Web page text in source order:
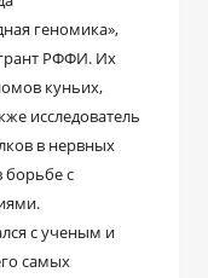
геномика»,
РФФИ. Их
куньих,
исследователь
в нервных
борьбе с
с ученым и
самых